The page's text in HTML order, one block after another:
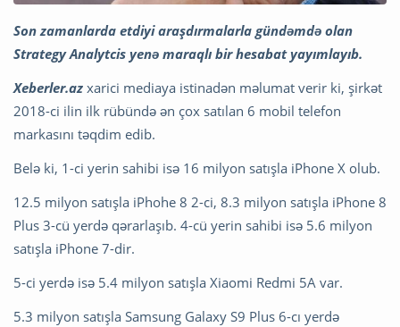
Son zamanlarda etdiyi araşdırmalarla gündəmdə olan
Strategy Analytcis yenə maraqlı bir hesabat yayımlayıb.
Xeberler.az xarici mediaya istinadən məlumat verir ki, şirkət
2018-ci ilin ilk rübündə ən çox satılan 6 mobil telefon
markasını təqdim edib.
Belə ki, 1-ci yerin sahibi isə 16 milyon satışla iPhone X olub.
12.5 milyon satışla iPhohe 8 2-ci, 8.3 milyon satışla iPhone 8
Plus 3-cü yerdə qərarlaşıb. 4-cü yerin sahibi isə 5.6 milyon
satışla iPhone 7-dir.
5-ci yerdə isə 5.4 milyon satışla Xiaomi Redmi 5A var.
5.3 milyon satışla Samsung Galaxy S9 Plus 6-cı yerdə